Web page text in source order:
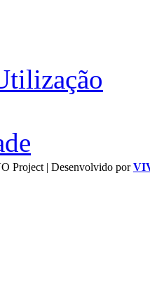
Project | Desenvolvido por